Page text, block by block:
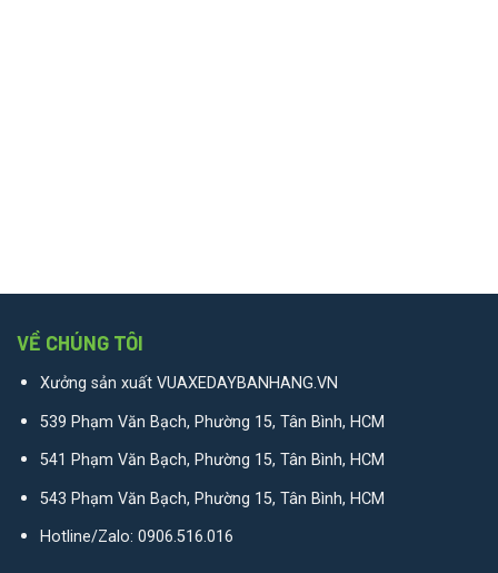
VỀ CHÚNG TÔI
Xưởng sản xuất VUAXEDAYBANHANG.VN
539 Phạm Văn Bạch, Phường 15, Tân Bình, HCM
541 Phạm Văn Bạch, Phường 15, Tân Bình, HCM
543 Phạm Văn Bạch, Phường 15, Tân Bình, HCM
Hotline/Zalo: 0906.516.016